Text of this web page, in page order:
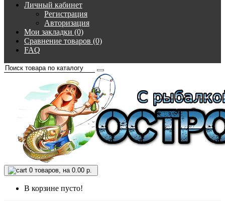
Личный кабинет
Регистрация
Авторизация
Мои закладки (0)
Сравнение товаров (0)
FAQ
0 товаров, на 0.00 р.
В корзине пусто!